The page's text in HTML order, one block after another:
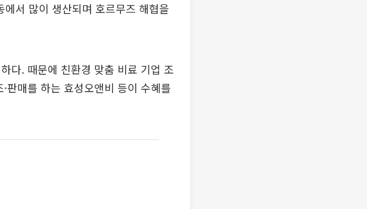
서 많이 생산되며 호르무즈 해협을
다. 때문에 친환경 맞춤 비료 기업 조
판매를 하는 효성오앤비 등이 수혜를